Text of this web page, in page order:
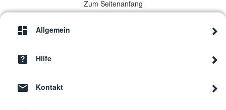
Zum Seitenanfang
Allgemein
Hilfe
Kontakt